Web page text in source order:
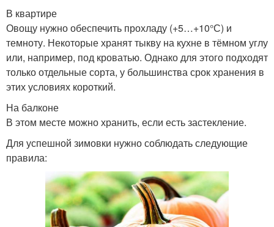
В квартире
Овощу нужно обеспечить прохладу (+5…+10°С) и
темноту. Некоторые хранят тыкву на кухне в тёмном углу
или, например, под кроватью. Однако для этого подходят
только отдельные сорта, у большинства срок хранения в
этих условиях короткий.
На балконе
В этом месте можно хранить, если есть застекление.
Для успешной зимовки нужно соблюдать следующие
правила: